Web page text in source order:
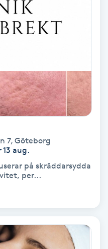
7, Göteborg
13 aug.
på skräddarsydda
per...